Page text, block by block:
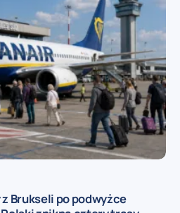
Brukseli po podwyżce